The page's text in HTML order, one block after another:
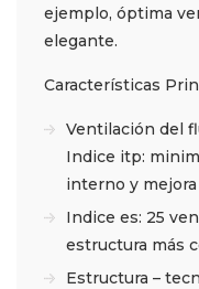
ejemplo, óptima
elegante.
Características
Ventilación del
Indice itp:
interno y
Indice es: 25
estructura más
Estructura –